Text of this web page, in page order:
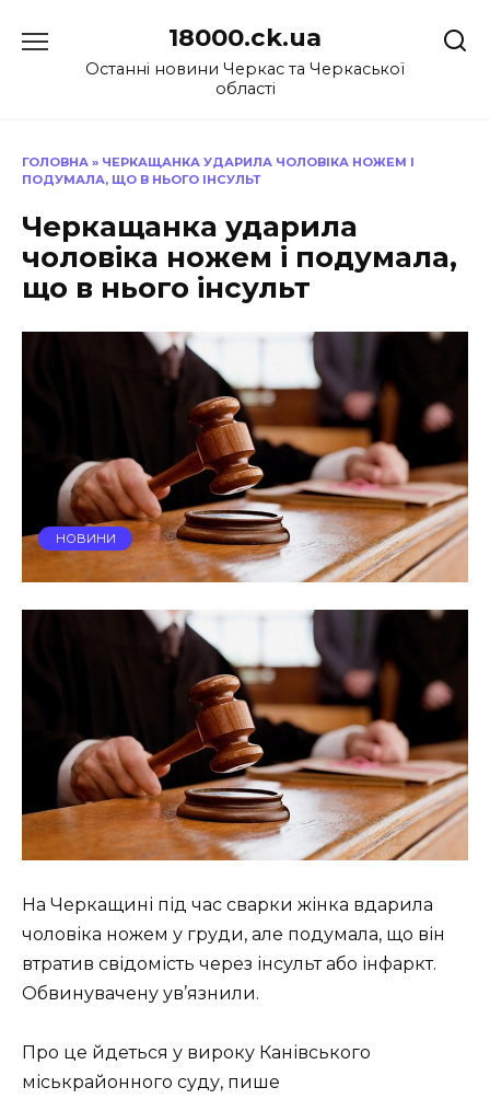
до
18000.ck.ua
Останні новини Черкас та Черкаської
області
ГОЛОВНА » ЧЕРКАЩАНКА УДАРИЛА ЧОЛОВІКА НОЖЕМ І
ПОДУМАЛА, ЩО В НЬОГО ІНСУЛЬТ
Черкащанка ударила
чоловіка ножем і подумала,
що в нього інсульт
НОВИНИ
На Черкащині під час сварки жінка вдарила
чоловіка ножем у груди, але подумала, що він
втратив свідомість через інсульт або інфаркт.
Обвинувачену ув’язнили.
Про це йдеться у вироку Канівського
міськрайонного суду, пише